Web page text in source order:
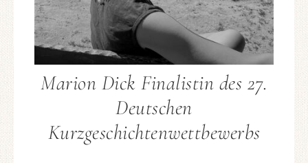
Marion Dick Finalistin des 27.
Deutschen
Kurzgeschichtenwettbewerbs